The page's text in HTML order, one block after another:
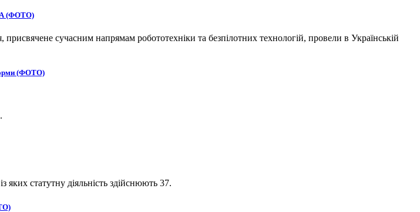
(ФОТО)
присвячене сучасним напрямам робототехніки та безпілотних технологій, провели в Українській
(ФОТО)
статутну діяльність здійснюють 37.